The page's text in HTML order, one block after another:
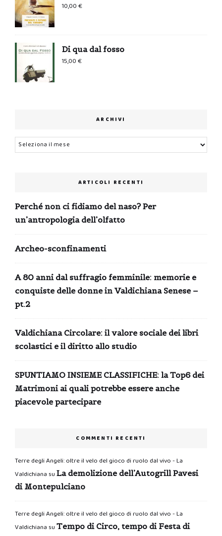
10,00€
Di qua dal fosso
15,00€
ARCHIVI
Archivi
ARTICOLI RECENTI
Perché non ci fidiamo del naso? Per
un’antropologia dell’olfatto
Archeo-sconfinamenti
A 80 anni dal suffragio femminile: memorie e
conquiste delle donne in Valdichiana Senese –
pt.2
Valdichiana Circolare: il valore sociale dei libri
scolastici e il diritto allo studio
SPUNTIAMO INSIEME CLASSIFICHE: la Top6 dei
Matrimoni ai quali potrebbe essere anche
piacevole partecipare
COMMENTI RECENTI
Terre degli Angeli: oltre il velo del gioco di ruolo dal vivo - La
Valdichiana su La demolizione dell’Autogrill Pavesi
di Montepulciano
Terre degli Angeli: oltre il velo del gioco di ruolo dal vivo - La
Valdichiana su Tempo di Circo, tempo di Festa di